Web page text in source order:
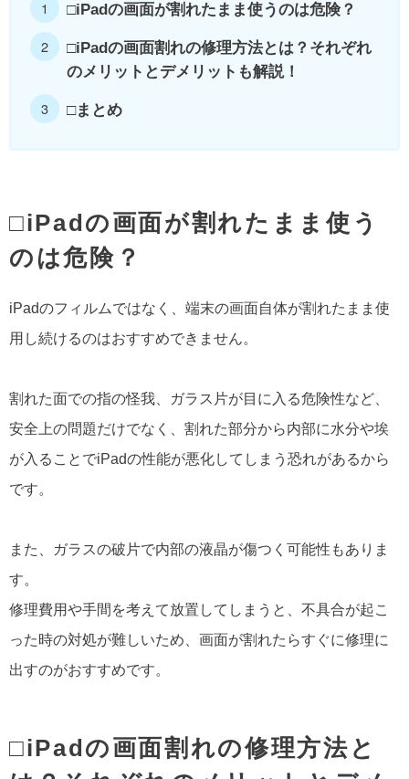
□iPadの画面が割れたまま使うのは危険？
□iPadの画面割れの修理方法とは？それぞれ
のメリットとデメリットも解説！
□まとめ
□iPadの画面が割れたまま使う
のは危険？
iPadのフィルムではなく、端末の画面自体が割れたまま使
用し続けるのはおすすめできません。
割れた面での指の怪我、ガラス片が目に入る危険性など、
安全上の問題だけでなく、割れた部分から内部に水分や埃
が入ることでiPadの性能が悪化してしまう恐れがあるから
です。
また、ガラスの破片で内部の液晶が傷つく可能性もありま
す。
修理費用や手間を考えて放置してしまうと、不具合が起こ
った時の対処が難しいため、画面が割れたらすぐに修理に
出すのがおすすめです。
□iPadの画面割れの修理方法と